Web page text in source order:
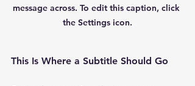
message across. To edit this caption, click
the Settings icon.
This Is Where a Subtitle Should Go